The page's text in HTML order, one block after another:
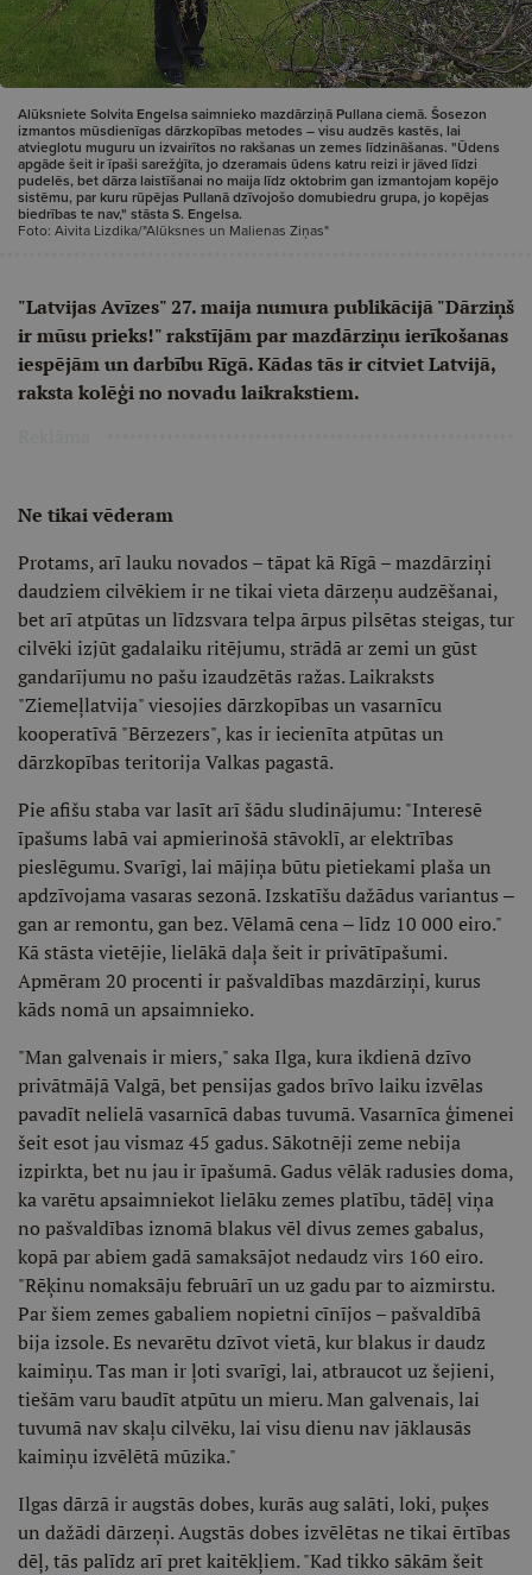
Alūksniete Solvita Engelsa saimnieko mazdārziņā Pullana ciemā. Šosezon
izmantos mūsdienīgas dārzkopības metodes – visu audzēs kastēs, lai
atvieglotu muguru un izvairītos no rakšanas un zemes līdzināšanas. "Ūdens
apgāde šeit ir īpaši sarežģīta, jo dzeramais ūdens katru reizi ir jāved līdzi
pudelēs, bet dārza laistīšanai no maija līdz oktobrim gan izmantojam kopējo
sistēmu, par kuru rūpējas Pullanā dzīvojošo domubiedru grupa, jo kopējas
biedrības te nav," stāsta S. Engelsa.
Foto: Aivita Lizdika/"Alūksnes un Malienas Ziņas"
"Latvijas Avīzes" 27. maija numura publikācijā "Dārziņš
ir mūsu prieks!" rakstījām par mazdārziņu ierīkošanas
iespējām un darbību Rīgā. Kādas tās ir citviet Latvijā,
raksta kolēģi no novadu laikrakstiem.
Ne tikai vēderam
Protams, arī lauku novados – tāpat kā Rīgā – mazdārziņi
daudziem cilvēkiem ir ne tikai vieta dārzeņu audzēšanai,
bet arī atpūtas un līdzsvara telpa ārpus pilsētas steigas, tur
cilvēki izjūt gadalaiku ritējumu, strādā ar zemi un gūst
gandarījumu no pašu izaudzētās ražas. Laikraksts
"Ziemeļlatvija" viesojies dārzkopības un vasarnīcu
kooperatīvā "Bērzezers", kas ir iecienīta atpūtas un
dārzkopības teritorija Valkas pagastā.
Pie afišu staba var lasīt arī šādu sludinājumu: "Interesē
īpašums labā vai apmierinošā stāvoklī, ar elektrības
pieslēgumu. Svarīgi, lai mājiņa būtu pietiekami plaša un
apdzīvojama vasaras sezonā. Izskatīšu dažādus variantus ‒
gan ar remontu, gan bez. Vēlamā cena ‒ līdz 10 000 eiro."
Kā stāsta vietējie, lielākā daļa šeit ir privātīpašumi.
Apmēram 20 procenti ir pašvaldības mazdārziņi, kurus
kāds nomā un apsaimnieko.
"Man galvenais ir miers," saka Ilga, kura ikdienā dzīvo
privātmājā Valgā, bet pensijas gados brīvo laiku izvēlas
pavadīt nelielā vasarnīcā dabas tuvumā. Vasarnīca ģimenei
šeit esot jau vismaz 45 gadus. Sākotnēji zeme nebija
izpirkta, bet nu jau ir īpašumā. Gadus vēlāk radusies doma,
ka varētu apsaimniekot lielāku zemes platību, tādēļ viņa
no pašvaldības iznomā blakus vēl divus zemes gabalus,
kopā par abiem gadā samaksājot nedaudz virs 160 eiro.
"Rēķinu nomaksāju februārī un uz gadu par to aizmirstu.
Par šiem zemes gabaliem nopietni cīnījos – pašvaldībā
bija izsole. Es nevarētu dzīvot vietā, kur blakus ir daudz
kaimiņu. Tas man ir ļoti svarīgi, lai, atbraucot uz šejieni,
tiešām varu baudīt atpūtu un mieru. Man galvenais, lai
tuvumā nav skaļu cilvēku, lai visu dienu nav jāklausās
kaimiņu izvēlētā mūzika."
Ilgas dārzā ir augstās dobes, kurās aug salāti, loki, puķes
un dažādi dārzeņi. Augstās dobes izvēlētas ne tikai ērtības
dēļ, tās palīdz arī pret kaitēkļiem. "Kad tikko sākām šeit